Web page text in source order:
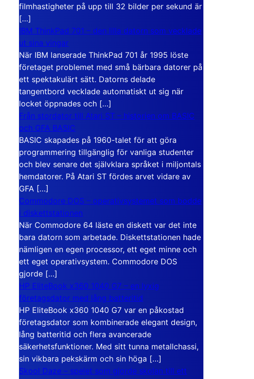
filmhastigheter på upp till 32 bilder per sekund är
[…]
IBM ThinkPad 701 – den lilla datorn som vecklade
ut sina vingar
När IBM lanserade ThinkPad 701 år 1995 löste
företaget problemet med små bärbara datorer på
ett spektakulärt sätt. Datorns delade
tangentbord vecklade automatiskt ut sig när
locket öppnades och […]
Från stordator till Atari ST – historien om BASIC
och GFA BASIC
BASIC skapades på 1960-talet för att göra
programmering tillgänglig för vanliga studenter
och blev senare det självklara språket i miljontals
hemdatorer. På Atari ST fördes arvet vidare av
GFA […]
Commodore DOS – operativsystemet som bodde
i diskettstationen
När Commodore 64 läste en diskett var det inte
bara datorn som arbetade. Diskettstationen hade
nämligen en egen processor, ett eget minne och
ett eget operativsystem. Commodore DOS
gjorde […]
HP EliteBook x360 1040 G7 – en lyxig
företagsdator med lång batteritid
HP EliteBook x360 1040 G7 var en påkostad
företagsdator som kombinerade elegant design,
lång batteritid och flera avancerade
säkerhetsfunktioner. Med sitt tunna metallchassi,
sin vikbara pekskärm och sin höga […]
Skool Daze – spelet som gjorde skolan till ett